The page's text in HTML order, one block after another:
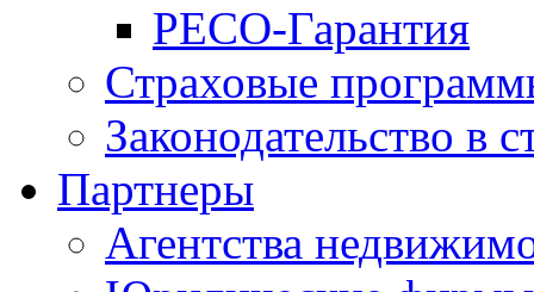
РЕСО-Гарантия
Страховые
Законодательство в
Партнеры
Агентства